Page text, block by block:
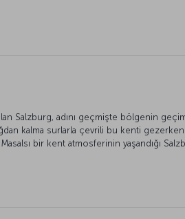
Salzburg, adını geçmişte bölgenin geçim
kalma surlarla çevrili bu kenti
bir kent atmosferinin yaşandığı
sonra sanayi açısından önemli bir